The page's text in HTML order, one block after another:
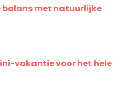
balans met natuurlijke
vakantie voor het hele